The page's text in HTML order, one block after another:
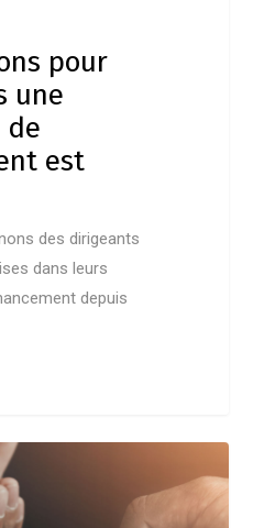
pour
une
de
est
des dirigeants
dans leurs
depuis